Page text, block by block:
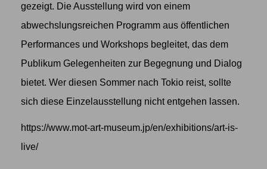
gezeigt. Die Ausstellung wird von einem
abwechslungsreichen Programm aus öffentlichen
Performances und Workshops begleitet, das dem
Publikum Gelegenheiten zur Begegnung und Dialog
bietet. Wer diesen Sommer nach Tokio reist, sollte
sich diese Einzelausstellung nicht entgehen lassen.
https://www.mot-art-museum.jp/en/exhibitions/art-is-
live/